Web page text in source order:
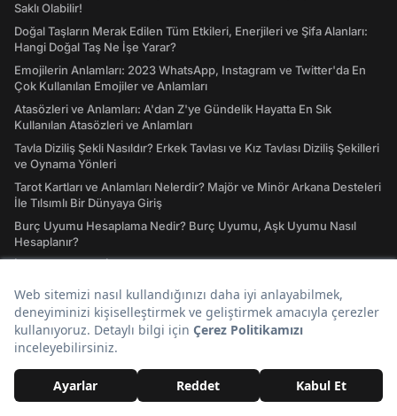
Saklı Olabilir!
Doğal Taşların Merak Edilen Tüm Etkileri, Enerjileri ve Şifa Alanları:
Hangi Doğal Taş Ne İşe Yarar?
Emojilerin Anlamları: 2023 WhatsApp, Instagram ve Twitter'da En
Çok Kullanılan Emojiler ve Anlamları
Atasözleri ve Anlamları: A'dan Z'ye Gündelik Hayatta En Sık
Kullanılan Atasözleri ve Anlamları
Tavla Diziliş Şekli Nasıldır? Erkek Tavlası ve Kız Tavlası Diziliş Şekilleri
ve Oynama Yönleri
Tarot Kartları ve Anlamları Nelerdir? Majör ve Minör Arkana Desteleri
İle Tılsımlı Bir Dünyaya Giriş
Burç Uyumu Hesaplama Nedir? Burç Uyumu, Aşk Uyumu Nasıl
Hesaplanır?
Ders Çalışırken Dinlenecek Müzikler Nelerdir? Müziksiz
Çalışamayanlar Toplanın!
Instagram Giriş Nasıl Yapılır? Instagram'a Giriş İşlemleri Rehberi
41 Ülkenin Bayrakları ve Ülke Bayraklarının Anlamları
GTA San Andreas Hileleri! Oynamaya Doyamayanlar İçin Güncel San
Andreas Şifreleri